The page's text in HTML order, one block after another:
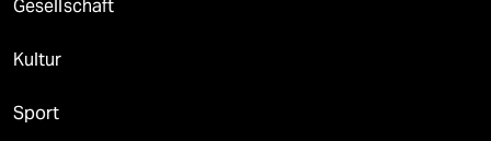
Gesellschaft
Kultur
Sport